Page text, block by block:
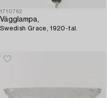
1710762
Vägglampa,
Swedish Grace, 1920-tal.